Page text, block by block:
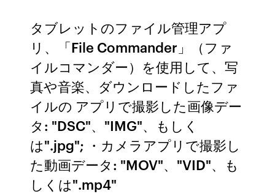
タブレットのファイル管理アプ
リ、「File Commander」（ファ
イルコマンダー）を使用して、写
真や音楽、ダウンロードしたファ
イルの アプリで撮影した画像デー
タ: "DSC"、"IMG"、もしく
は".jpg"; ・カメラアプリで撮影し
た動画データ: "MOV"、"VID"、も
しくは".mp4"